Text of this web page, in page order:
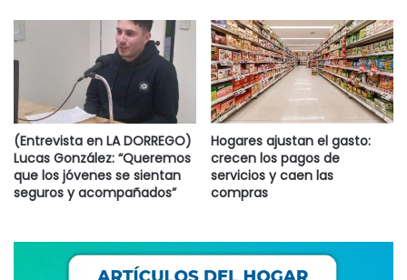
(Entrevista en LA DORREGO)
Lucas González: “Queremos
que los jóvenes se sientan
seguros y acompañados”
Hogares ajustan el gasto:
crecen los pagos de
servicios y caen las
compras